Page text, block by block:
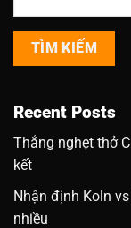
TÌM KIẾM
Recent Posts
Thắng nghẹt thở
kết
Nhận định Koln
nhiều